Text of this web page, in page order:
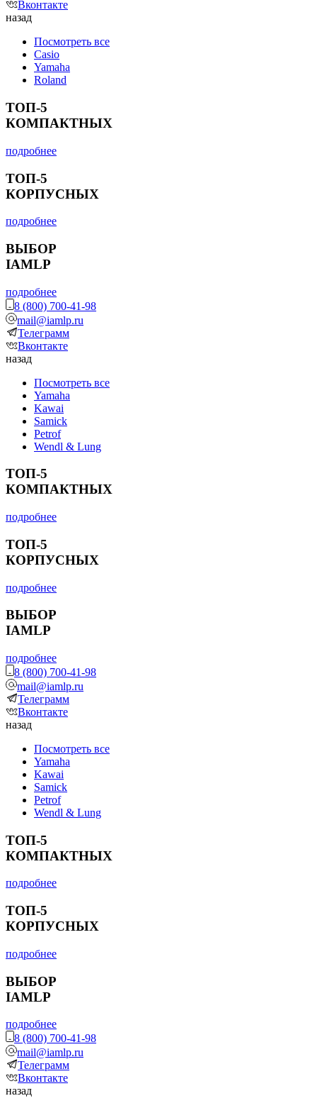
Вконтакте
назад
Посмотреть все
Casio
Yamaha
Roland
ТОП-5
КОМПАКТНЫХ
подробнее
ТОП-5
КОРПУСНЫХ
подробнее
ВЫБОР
IAMLP
подробнее
8 (800) 700-41-98
mail@iamlp.ru
Телеграмм
Вконтакте
назад
Посмотреть все
Yamaha
Kawai
Samick
Petrof
Wendl & Lung
ТОП-5
КОМПАКТНЫХ
подробнее
ТОП-5
КОРПУСНЫХ
подробнее
ВЫБОР
IAMLP
подробнее
8 (800) 700-41-98
mail@iamlp.ru
Телеграмм
Вконтакте
назад
Посмотреть все
Yamaha
Kawai
Samick
Petrof
Wendl & Lung
ТОП-5
КОМПАКТНЫХ
подробнее
ТОП-5
КОРПУСНЫХ
подробнее
ВЫБОР
IAMLP
подробнее
8 (800) 700-41-98
mail@iamlp.ru
Телеграмм
Вконтакте
назад